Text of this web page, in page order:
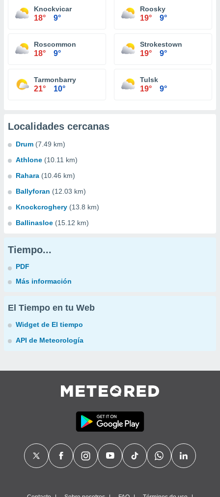
Knockvicar
18° 9°
Roosky
19° 9°
Roscommon
18° 9°
Strokestown
19° 9°
Tarmonbarry
21° 10°
Tulsk
19° 9°
Localidades cercanas
Drum (7.49 km)
Athlone (10.11 km)
Rahara (10.46 km)
Ballyforan (12.03 km)
Knockcroghery (13.8 km)
Ballinasloe (15.12 km)
Tiempo...
PDF
Más información
El Tiempo en tu Web
Widget de El tiempo
API de Meteorología